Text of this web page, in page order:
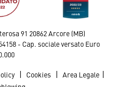
91 20862 Arcore (MB)
- Cap. sociale versato Euro
| Cookies | Area Legale |